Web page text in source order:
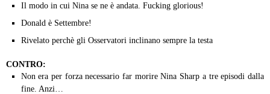
Il modo in cui Nina se ne è andata. Fucking glorious!
Donald è Settembre!
Rivelato perchè gli Osservatori inclinano sempre la testa
CONTRO:
Non era per forza necessario far morire Nina Sharp a tre episodi dalla
fine. Anzi…